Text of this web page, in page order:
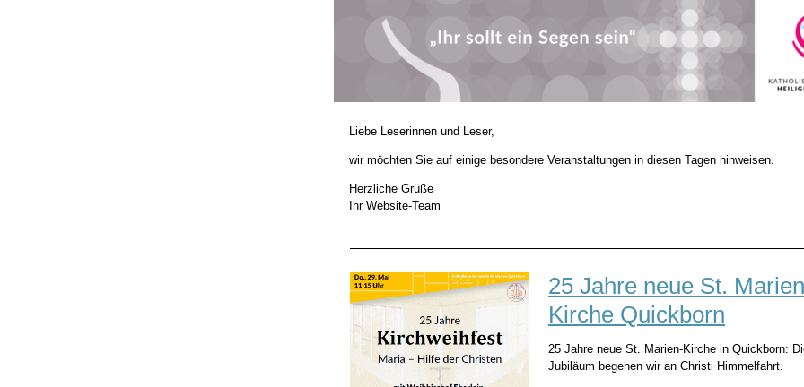
Liebe Leserinnen und Leser,
wir möchten Sie auf einige besondere Veranstaltungen in diesen Tagen hinweisen.
Herzliche Grüße
Ihr Website-Team
25 Jahre neue St.
Kirche Quickborn
25 Jahre neue St. Marien-Kirche in Quickborn:
Jubiläum begehen wir an Christi Himmelfahrt.